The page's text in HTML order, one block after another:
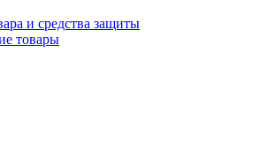
и средства защиты
товары